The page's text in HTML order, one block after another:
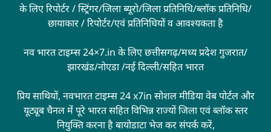
के लिए रिपोर्टर / स्ट्रिंगर/जिला ब्यूरो/जिला प्रतिनिधि/ब्लॉक प्रतिनिधि/
छायाकार / रिपोर्टर/एवं प्रतिनिधियों व आवश्यकता है
नव भारत टाइम्स 24×7.in के लिए छत्तीसगढ़/मध्य प्रदेश गुजरात/
झारखंड/नोएडा /नई दिल्ली/सहित भारत
प्रिय साथियों, नवभारत टाइम्स 24 x7in सोशल मीडिया वेब पोर्टल और
यूट्यूब चैनल में पूरे भारत सहित विभिन्न राज्यों जिला एवं ब्लॉक स्तर
नियुक्ति करना है बायोडाटा भेज कर संपर्क करें,